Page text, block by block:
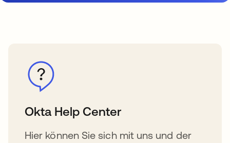
Okta Help Center
Hier können Sie sich mit uns und der